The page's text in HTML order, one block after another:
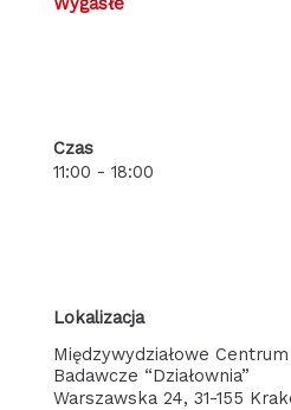
Czas
11:00 - 18:00
Lokalizacja
Międzywydziałowe
Badawcze “Działownia”
Warszawska 24, 31-155